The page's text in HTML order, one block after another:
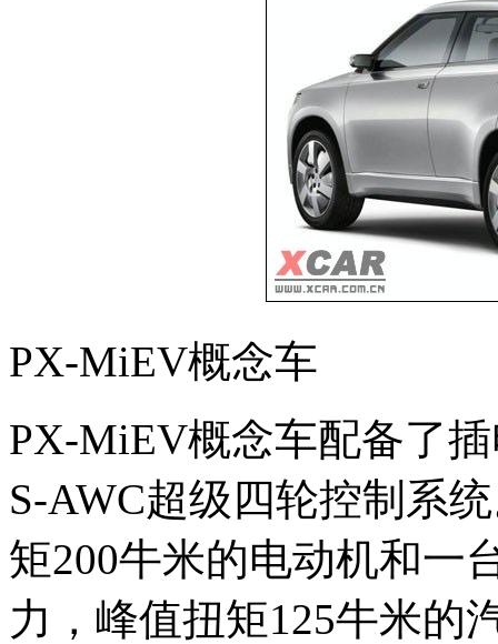
PX-MiEV概念车
PX-MiEV概念车配备了
S-AWC超级四轮控制系
矩200牛米的电动机和一
力，峰值扭矩125牛米的